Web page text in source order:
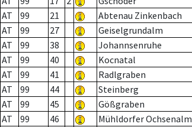
AT
99 21 Abtenau Zinkenbach
AT
99 27 Geiselgrundalm
AT
99 38 Johannsenruhe
AT
99 40 Kocnatal
AT
99 41 Radlgraben
AT
99 44 Steinberg
AT
99 45 Gößgraben
AT
99 46 Mühldorfer Ochsenalm